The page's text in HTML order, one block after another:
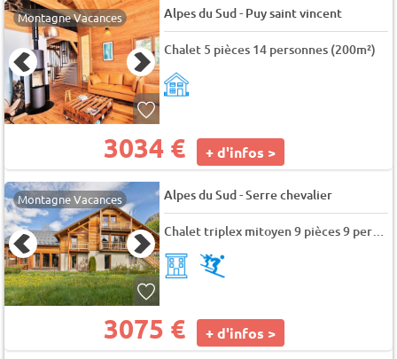
Montagne Vacances Alpes du Sud- Puy saint vincent
Chalet 5 pièces 14 personnes (200m²)
3034 € + d'infos >
Montagne Vacances Alpes du Sud-Serre chevalier
3075 € + d'infos >